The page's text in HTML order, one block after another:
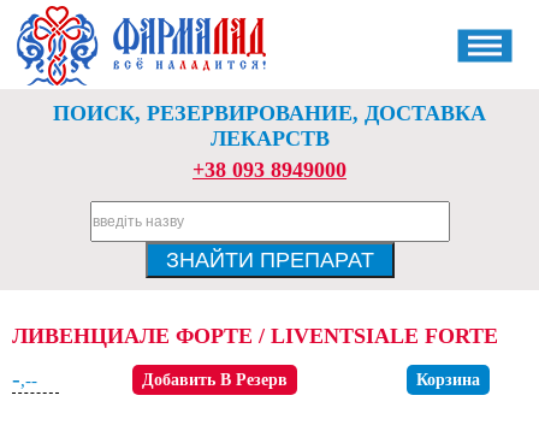
ПОИСК, РЕЗЕРВИРОВАНИЕ, ДОСТАВКА
ЛЕКАРСТВ
+38 093 8949000
ЛИВЕНЦИАЛЕ ФОРТЕ / LIVENTSIALE FORTE
-,-- Добавить В Резерв Корзина